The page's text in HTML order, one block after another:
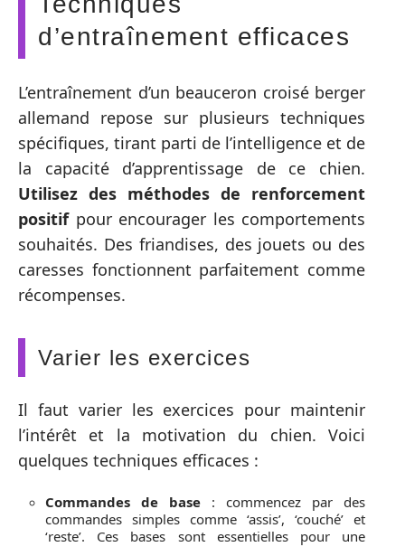
d’entraînement efficaces
L’entraînement d’un beauceron croisé berger
allemand repose sur plusieurs techniques
spécifiques, tirant parti de l’intelligence et de
la capacité d’apprentissage de ce chien.
Utilisez des méthodes de renforcement
positifpour encourager les comportements
souhaités. Des friandises, des jouets ou des
caresses fonctionnent parfaitement comme
récompenses.
Varier les exercices
Il faut varier les exercices pour maintenir
l’intérêt et la motivation du chien. Voici
quelques techniques efficaces :
Commandes de base : commencez par des
commandes simples comme ‘assis’, ‘couché’ et
‘reste’. Ces bases sont essentielles pour une